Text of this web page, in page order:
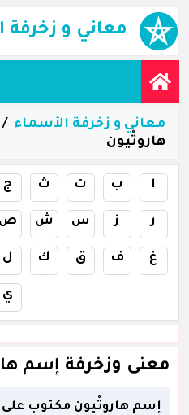
معاني و زخرفة
معاني و زخرفة الأسماء
هاروتْيون
ا ب ت ث ج
ر ز س ش ص
غ ف ق ك ل
ي
معنى وزخرفة إسم
إسم هاروتْيون مكتوب